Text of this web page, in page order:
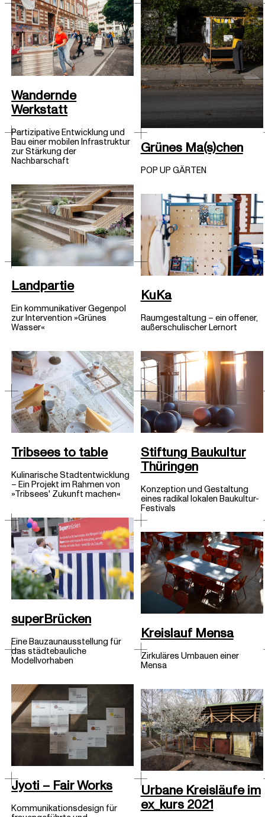
Grünes Ma(s)chen
POP UP GÄRTEN
Wandernde
Werkstatt
Partizipative Entwicklung und
Bau einer mobilen Infrastruktur
zur Stärkung der
Nachbarschaft
Landpartie
Ein kommunikativer Gegenpol
zur Intervention »Grünes
Wasser«
KuKa
Raumgestaltung – ein offener,
außerschulischer Lernort
Stiftung Baukultur
Thüringen
Konzeption und Gestaltung
eines radikal lokalen Baukultur-
Festivals
Tribsees to table
Kulinarische Stadtentwicklung
– Ein Projekt im Rahmen von
»Tribsees' Zukunft machen«
superBrücken
Eine Bauzaunausstellung für
das städtebauliche
Modellvorhaben
Kreislauf Mensa
Zirkuläres Umbauen einer
Mensa
Jyoti – Fair Works
Kommunikationsdesign für
Urbane Kreisläufe im
ex_kurs 2021